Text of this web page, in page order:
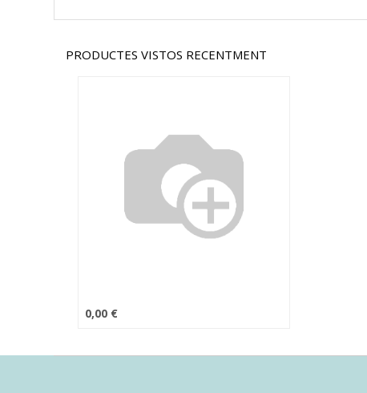
PRODUCTES VISTOS RECENTMENT
0,00 €